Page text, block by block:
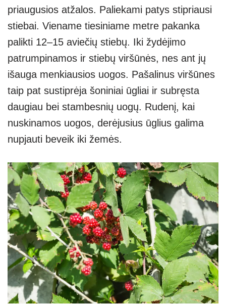
priaugusios atžalos. Paliekami patys stipriausi
stiebai. Viename tiesiniame metre pakanka
palikti 12–15 aviečių stiebų. Iki žydėjimo
patrumpinamos ir stiebų viršūnės, nes ant jų
išauga menkiausios uogos. Pašalinus viršūnes
taip pat sustiprėja šoniniai ūgliai ir subręsta
daugiau bei stambesnių uogų. Rudenį, kai
nuskinamos uogos, derėjusius ūglius galima
nupjauti beveik iki žemės.